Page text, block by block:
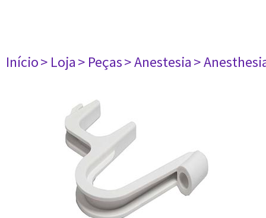
Início> Loja> Peças> Anestesia>